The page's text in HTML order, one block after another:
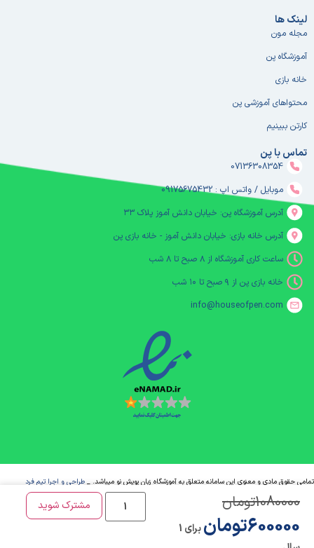
1080000تومان
600000تومان
برای 1
مشترک شوید
لینک ها
مجله مون
آموزشگاه پن
خانه بازی
محتواهای آموزشی پن
کارتن ببینیم
تماس با پن
07136308354
موبایل / واتس اپ : 09175675432
آدرس آموزشگاه پن: خیابان دانش آموز پلاک ۳۳
آدرس خانه بازی: خیابان دانش آموز - خانه بازی پن
ساعت کاری آموزشگاه از ۸ صبح تا ۸ شب
خانه بازی پن از ۹ صبح تا ۱۰ شب
info@houseofpen.com
حقوق مادی و معنوی این سامانه متعلق به آموزشگاه زبان پویش نو میباشد. _ طراحی و اجرا تیم فرد